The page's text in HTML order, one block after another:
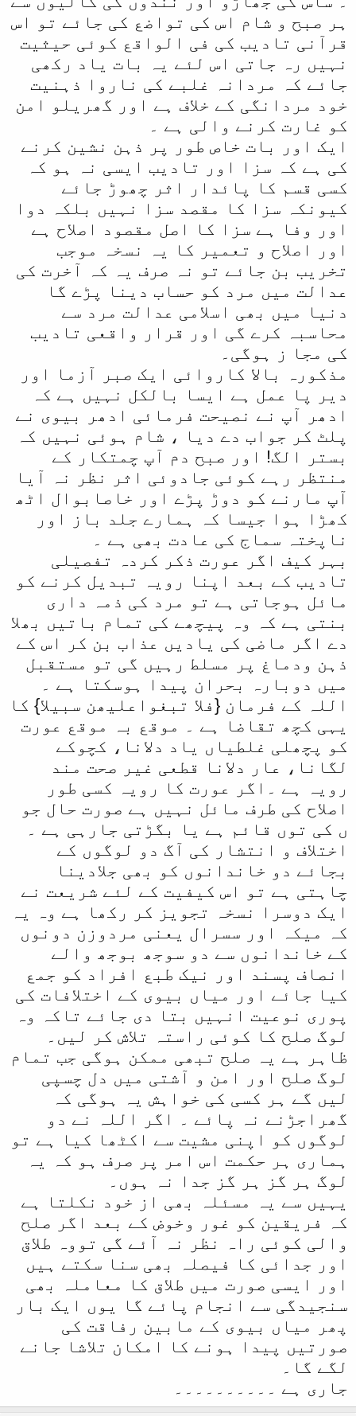
ہر صبح و شام اس کی تواضع کی جائے تو اس
قرآنی تادیب کی فی الواقع کوئی حیثیت
نہیں رہ جاتی اس لئے یہ بات یاد رکھی
جائے کہ مردانہ غلبے کی ناروا ذہنیت
خود مردانگی کے خلاف ہے اور گھریلو امن
کو غارت کرنے والی ہے ۔
ایک اور بات خاص طور پر ذہن نشین کرنے
کی ہے کہ سزا اور تادیب ایسی نہ ہو کہ
کسی قسم کا پائدار اثر چھوڑ جائے
کیونکہ سزا کا مقصد سزا نہیں بلکہ دوا
اور وفا ہے سزا کا اصل مقصود اصلاح ہے
اور اصلاح و تعمیر کا یہ نسخہ موجب
تخریب بن جائے تو نہ صرف یہ کہ آخرت کی
عدالت میں مرد کو حساب دینا پڑے گا
دنیا میں بھی اسلامی عدالت مرد سے
محاسبہ کرے گی اور قرار واقعی تادیب
کی مجا ز ہوگی۔
مذکورہ بالا کاروائی ایک صبر آزما اور
دیر پا عمل ہے ایسا بالکل نہیں ہے کہ
ادھر آپ نے نصیحت فرمائی ادھر بیوی نے
پلٹ کر جواب دے دیا ، شام ہوئی نہیں کہ
بستر الگ! اور صبح دم آپ چمتکار کے
منتظر رہے کوئی جادوئی اثر نظر نہ آیا
آپ مارنے کو دوڑ پڑے اور خاصابوال اٹھ
کھڑا ہوا جیسا کہ ہمارے جلد باز اور
ناپختہ سماج کی عادت بھی ہے ۔
بہر کیف اگر عورت ذکر کردہ تفصیلی
تادیب کے بعد اپنا رویہ تبدیل کرنے کو
مائل ہوجاتی ہے تو مرد کی ذمہ داری
بنتی ہے کہ وہ پیچھے کی تمام باتیں بھلا
دے اگر ماضی کی یادیں عذاب بن کر اس کے
ذہن ودماغ پر مسلط رہیں گی تو مستقبل
میں دوبارہ بحران پیدا ہوسکتا ہے ۔
اللہ کے فرمان {فلا تبغواعلیھن سبیلا} کا
یہی کچھ تقاضا ہے ۔ موقع بہ موقع عورت
کو پچھلی غلطیاں یاد دلانا، کچوکے
لگانا، عار دلانا قطعی غیر صحت مند
رویہ ہے ۔اگر عورت کا رویہ کسی طور
اصلاح کی طرف مائل نہیں ہے صورت حال جو
ں کی توں قائم ہے یا بگڑتی جارہی ہے ۔
اختلاف و انتشار کی آگ دو لوگوں کے
بجائے دو خاندانوں کو بھی جلادینا
چاہتی ہے تو اس کیفیت کے لئے شریعت نے
ایک دوسرا نسخہ تجویز کر رکھا ہے وہ یہ
کہ میکہ اور سسرال یعنی مردوزن دونوں
کے خاندانوں سے دو سوجھ بوجھ والے
انصاف پسند اور نیک طبع افراد کو جمع
کیا جائے اور میاں بیوی کے اختلافات کی
پوری نوعیت انہیں بتا دی جائے تاکہ وہ
لوگ صلح کا کوئی راستہ تلاش کر لیں۔
ظاہر ہے یہ صلح تبھی ممکن ہوگی جب تمام
لوگ صلح اور امن و آشتی میں دل چسپی
لیں گے ہر کسی کی خواہش یہ ہوگی کہ
گھراجڑنے نہ پائے ۔ اگر اللہ نے دو
لوگوں کو اپنی مشیت سے اکٹھا کیا ہے تو
ہماری ہر حکمت اس امر پر صرف ہو کہ یہ
لوگ ہر گز ہر گز جدا نہ ہوں۔
یہیں سے یہ مسئلہ بھی از خود نکلتا ہے
کہ فریقین کو غور وخوض کے بعد اگر صلح
والی کوئی راہ نظر نہ آئے گی تووہ طلاق
اور جدائی کا فیصلہ بھی سنا سکتے ہیں
اور ایسی صورت میں طلاق کا معاملہ بھی
سنجیدگی سے انجام پائے گا یوں ایک بار
پھر میاں بیوی کے مابین رفاقت کی
صورتیں پیدا ہونے کا امکان تلاشا جانے
لگے گا۔
جاری ہے ۔۔۔۔۔۔۔۔۔۔